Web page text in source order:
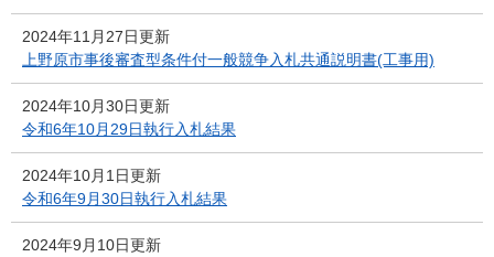
2024年11月27日更新
上野原市事後審査型条件付一般競争入札共通説明書(工事用)
2024年10月30日更新
令和6年10月29日執行入札結果
2024年10月1日更新
令和6年9月30日執行入札結果
2024年9月10日更新